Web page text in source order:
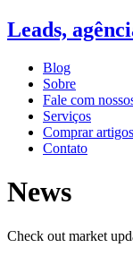
Leads,
Blog
Sobre
Fale com
Serviços
Comprar
Contato
News
Check out market